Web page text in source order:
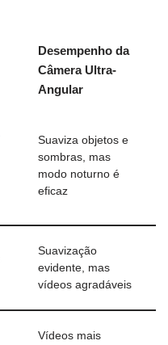
Desempenho da
Câmera Ultra-
Angular
Suaviza objetos e
sombras, mas
modo noturno é
eficaz
Suavização
evidente, mas
vídeos agradáveis
Vídeos mais